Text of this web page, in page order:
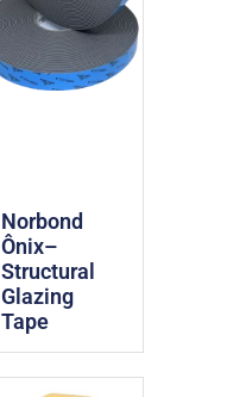
Norbond
Ônix–
Structural
Glazing
Tape